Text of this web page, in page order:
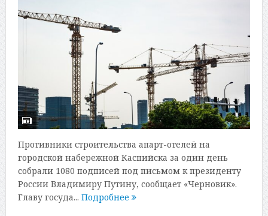
Противники строительства апарт-отелей на
городской набережной Каспийска за один день
собрали 1080 подписей под письмом к президенту
России Владимиру Путину, сообщает «Черновик».
Главу госуда... Подробнее